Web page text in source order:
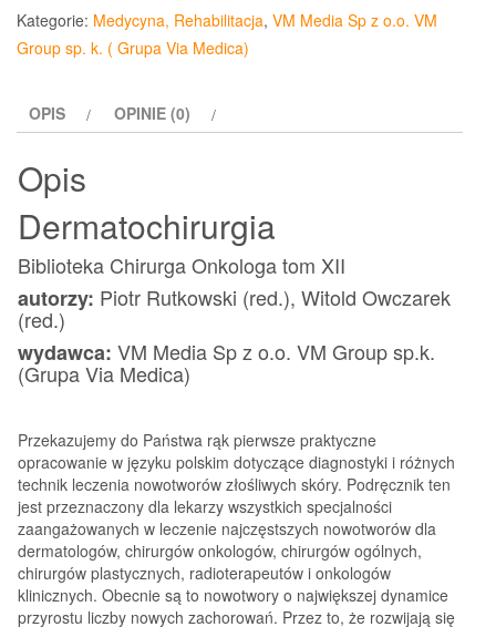
Kategorie: Medycyna, Rehabilitacja, VM Media Sp z o.o. VM
Group sp. k. ( Grupa Via Medica)
OPIS OPINIE (0)
Opis
Dermatochirurgia
Biblioteka Chirurga Onkologa tom XII
autorzy: Piotr Rutkowski (red.), Witold Owczarek
(red.)
wydawca: VM Media Sp z o.o. VM Group sp.k.
(Grupa Via Medica)
Przekazujemy do Państwa rąk pierwsze praktyczne
opracowanie w języku polskim dotyczące diagnostyki i różnych
technik leczenia nowotworów złośliwych skóry. Podręcznik ten
jest przeznaczony dla lekarzy wszystkich specjalności
zaangażowanych w leczenie najczęstszych nowotworów dla
dermatologów, chirurgów onkologów, chirurgów ogólnych,
chirurgów plastycznych, radioterapeutów i onkologów
klinicznych. Obecnie są to nowotwory o największej dynamice
przyrostu liczby nowych zachorowań. Przez to, że rozwijają się